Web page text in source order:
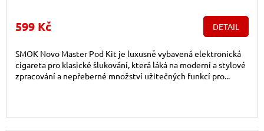
599 Kč DETAIL
SMOK Novo Master Pod Kit je luxusně vybavená elektronická
cigareta pro klasické šlukování, která láká na moderní a stylové
zpracování a nepřeberné množství užitečných funkcí pro...